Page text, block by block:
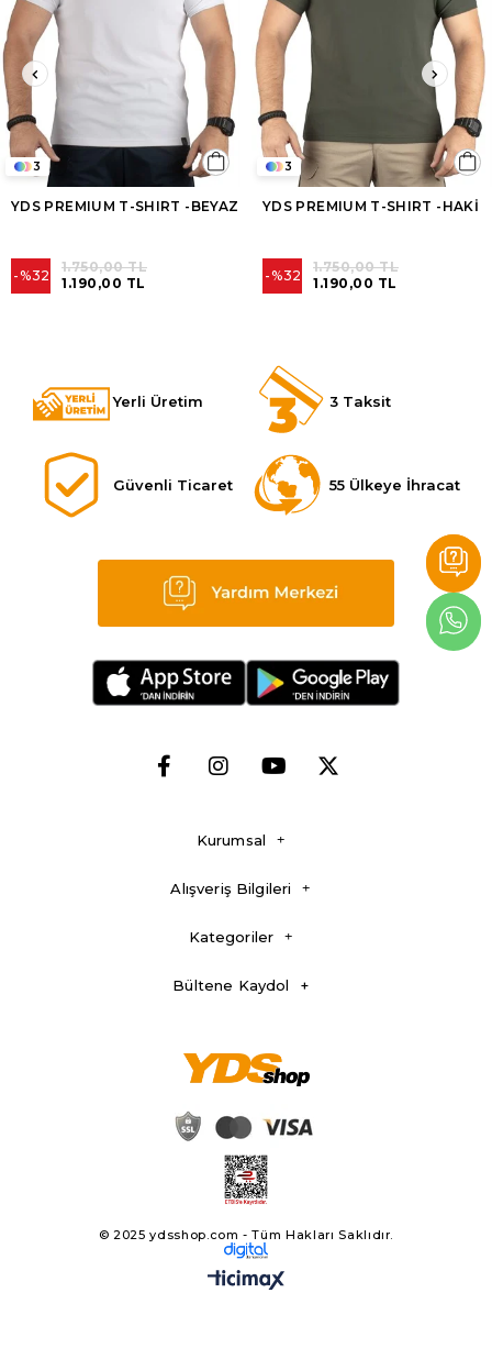
YDS PREMIUM T-SHIRT -BEYAZ
%32 1.190,00 TL
1.750,00 TL
3
YDS PREMIUM T-SHIRT -HAKİ
%32 1.190,00 TL
1.750,00 TL
3
Yerli Üretim 3 Taksit
Güvenli Ticaret 55 Ülkeye İhracat
Kurumsal
Alışveriş Bilgileri
Kategoriler
Bültene Kaydol
© 2025 ydsshop.com - Tüm Hakları Saklıdır.